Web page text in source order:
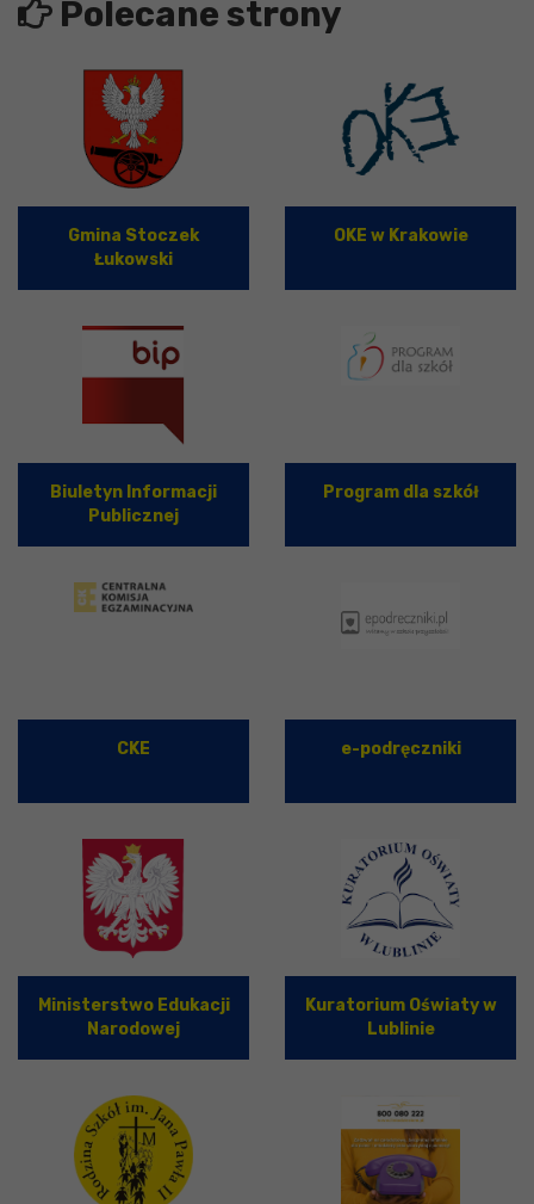
Polecane strony
Gmina Stoczek
Łukowski
OKE w Krakowie
Biuletyn Informacji
Publicznej
Program dla szkół
CKE e-podręczniki
Ministerstwo Edukacji
Narodowej
Kuratorium Oświaty w
Lublinie